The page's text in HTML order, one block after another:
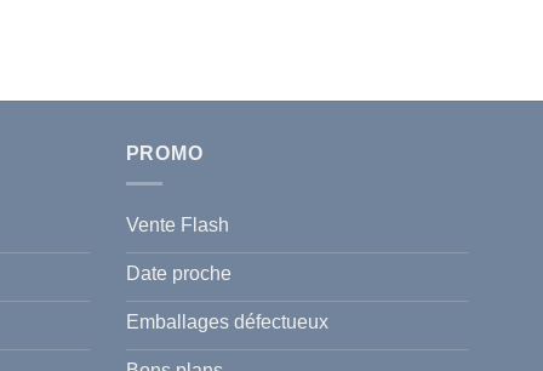
PROMO
Vente Flash
Date proche
Emballages défectueux